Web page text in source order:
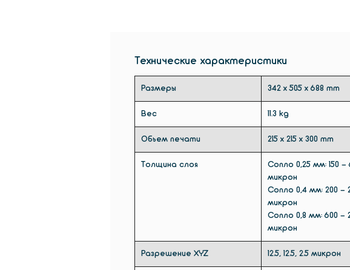
Технические характеристики
Размеры 342 x 505 x 688 mm
Вес 11.3 kg
Обьем печати 215 x 215 x 300 mm
Толщина слоя
Сопло 0,25 мм: 150 -
микрон
Сопло 0,4 мм: 200 -
микрон
Сопло 0,8 мм: 600 -
микрон
Разрешение XYZ 12.5, 12.5, 2.5 микрон